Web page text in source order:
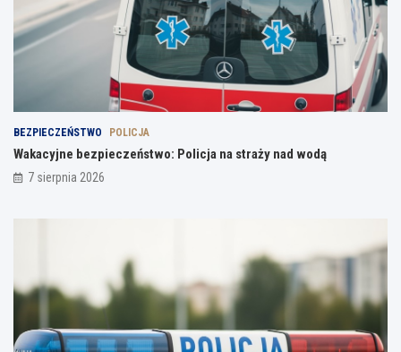
BEZPIECZEŃSTWO POLICJA
Wakacyjne bezpieczeństwo: Policja na straży nad wodą
7 sierpnia 2026